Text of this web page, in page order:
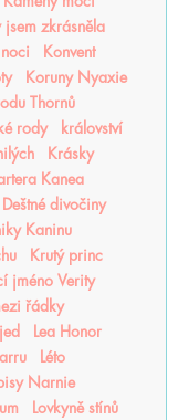
jsem zkrásněla
Konvent
Koruny Nyaxie
Thornů
rody
království
Krásky
Kanea
divočiny
Kaninu
Krutý princ
jméno Verity
řádky
Lea Honor
Léto
Narnie
Lovkyně stínů